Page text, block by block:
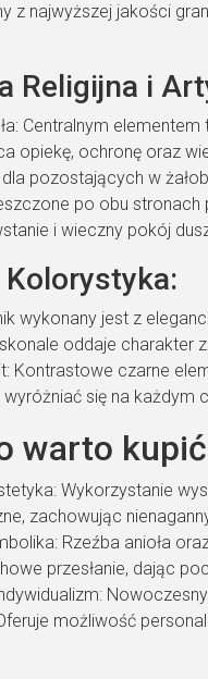
z najwyższej jakości
Religijna i
Centralnym
opiekę, ochronę oraz
pozostających w
po obu stronach
i wieczny pokój
Kolorystyka:
wykonany jest z
oddaje charakter
Kontrastowe czarne
się na każdym
warto
Wykorzystanie
zachowując
Rzeźba anioła
przesłanie, dając
możliwość